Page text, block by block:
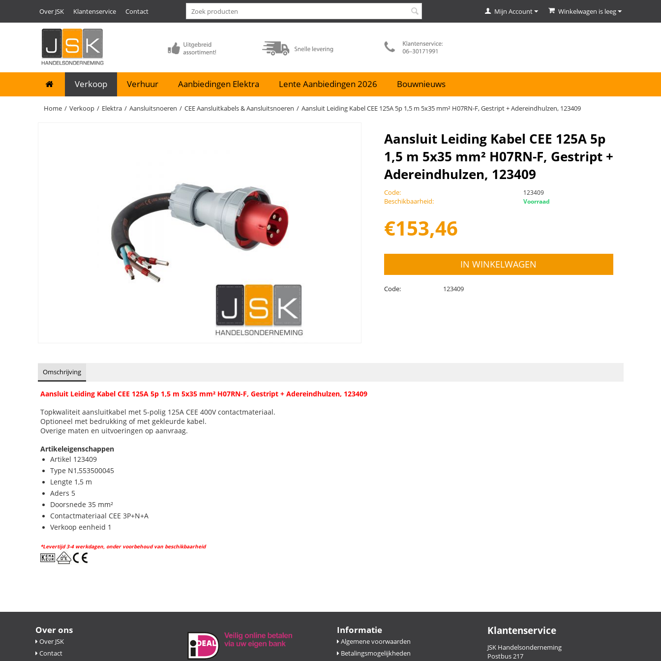
Over JSK Klantenservice Contact Winkelwagen is leeg
Mijn Account
Verkoop Verhuur Aanbiedingen Elektra Lente Aanbiedingen 2026 Bouwnieuws
Home / Verkoop / Elektra / Aansluitsnoeren / CEE Aansluitkabels & Aansluitsnoeren / Aansluit Leiding Kabel CEE 125A 5p 1,5 m 5x35 mm² H07RN-F, Gestript + Adereindhulzen, 123409
Aansluit Leiding Kabel CEE 125A 5p
1,5 m 5x35 mm² H07RN-F, Gestript +
Adereindhulzen, 123409
Code: 123409
Beschikbaarheid: Voorraad
€153,46
IN WINKELWAGEN
Code: 123409
Omschrijving
Aansluit Leiding Kabel CEE 125A 5p 1,5 m 5x35 mm² H07RN-F, Gestript + Adereindhulzen, 123409
Topkwaliteit aansluitkabel met 5-polig 125A CEE 400V contactmateriaal.
Optioneel met bedrukking of met gekleurde kabel.
Overige maten en uitvoeringen op aanvraag.
Artikeleigenschappen
Artikel 123409
Type N1,553500045
Lengte 1,5 m
Aders 5
Doorsnede 35 mm²
Contactmateriaal CEE 3P+N+A
Verkoop eenheid 1
*Levertijd 3-4 werkdagen, onder voorbehoud van beschikbaarheid
Over ons
Over JSK
Contact
Informatie
Algemene voorwaarden
Betalingsmogelijkheden
Klantenservice
JSK Handelsonderneming
Postbus 217